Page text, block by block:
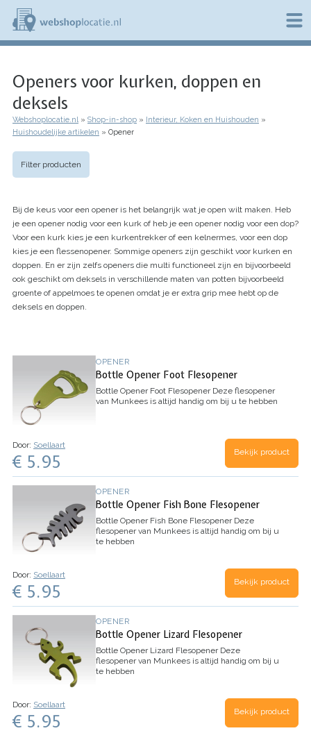
Overslaan
naar
de
b
s
h
p
l
o
a
e
.
n
l
Openers voor kurken, doppen en
deksels
Kruimelpad
Webshoplocatie.nl Shop-in-shop
Interieur, Koken en Huishouden
Huishoudelijke artikelen
Opener
Filter producten
Bij de keus voor een opener is het belangrijk wat je open wilt maken. Heb
je een opener nodig voor een kurk of heb je een opener nodig voor een dop?
Voor een kurk kies je een kurkentrekker of een kelnermes, voor een dop
kies je een flessenopener. Sommige openers zijn geschikt voor kurken en
doppen. En er zijn zelfs openers die multi functioneel zijn en bijvoorbeeld
ook geschikt om deksels in verschillende maten van potten bijvoorbeeld
groente of appelmoes te openen omdat je er extra grip mee hebt op de
deksels en doppen.
OPENER
Bottle Opener Foot Flesopener
Bottle Opener Foot Flesopener Deze flesopener
van Munkees is altijd handig om bij u te hebben
Door: Soellaart
€ 5.95 Bekijk product
OPENER
Bottle Opener Fish Bone Flesopener
Bottle Opener Fish Bone Flesopener Deze
flesopener van Munkees is altijd handig om bij u
te hebben
Door: Soellaart
€ 5.95 Bekijk product
OPENER
Bottle Opener Lizard Flesopener
Bottle Opener Lizard Flesopener Deze
flesopener van Munkees is altijd handig om bij u
te hebben
Door: Soellaart
€ 5.95 Bekijk product